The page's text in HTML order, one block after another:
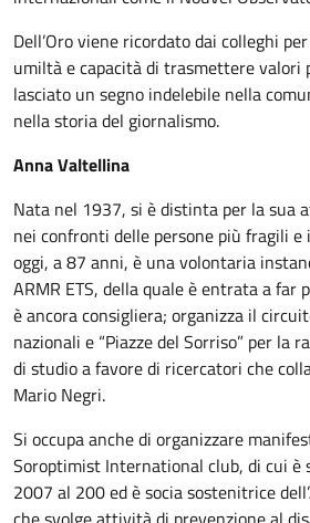
Dell’Oro viene ricordato dai colleghi
umiltà e capacità di trasmettere valori
lasciato un segno indelebile nella
nella storia del giornalismo.
Anna Valtellina
Nata nel 1937, si è distinta per la sua
nei confronti delle persone più fragili
oggi, a 87 anni, è una volontaria
ARMR ETS, della quale è entrata a far
è ancora consigliera; organizza il
nazionali e “Piazze del Sorriso” per la
di studio a favore di ricercatori che
Mario Negri.
Si occupa anche di organizzare
Soroptimist International club, di cui è
2007 al 200 ed è socia sostenitrice